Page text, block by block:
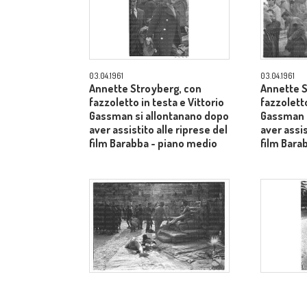
03.04.1961
Annette Stroyberg, con
fazzoletto in testa e Vittorio
Gassman si allontanano dopo
aver assistito alle riprese del
film Barabba - piano medio
03.04.1961
Annette
aver
film